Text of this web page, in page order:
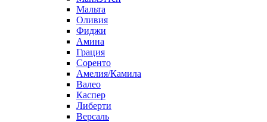
Мальта
Оливия
Фиджи
Амина
Грация
Соренто
Амелия/Камила
Валео
Каспер
Либерти
Версаль